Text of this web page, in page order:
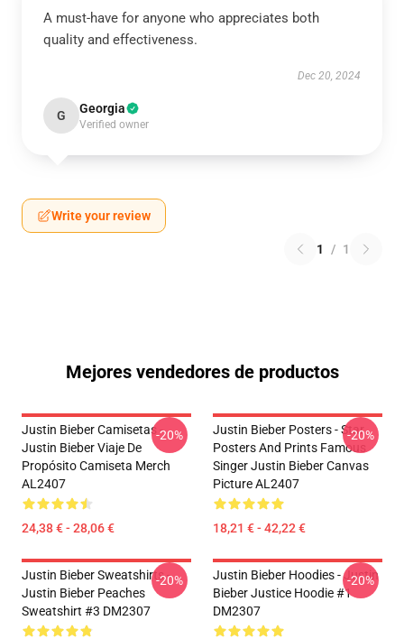
A must-have for anyone who appreciates both
quality and effectiveness.
Dec 20, 2024
G Georgia
Verified owner
Write your review
1 / 1
Mejores vendedores de productos
Justin Bieber Camisetas -
Justin Bieber Viaje De
Propósito Camiseta Merch
AL2407
24,38 € - 28,06 €
-20%
Justin Bieber Posters - Star
Posters And Prints Famous
Singer Justin Bieber Canvas
Picture AL2407
18,21 € - 42,22 €
-20%
Justin Bieber Sweatshirts -
Justin Bieber Peaches
Sweatshirt #3 DM2307
-20%
Justin Bieber Hoodies - Justin
Bieber Justice Hoodie #1
DM2307
-20%